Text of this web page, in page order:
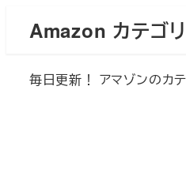
Amazon カテゴ
毎日更新！ アマゾンのカ